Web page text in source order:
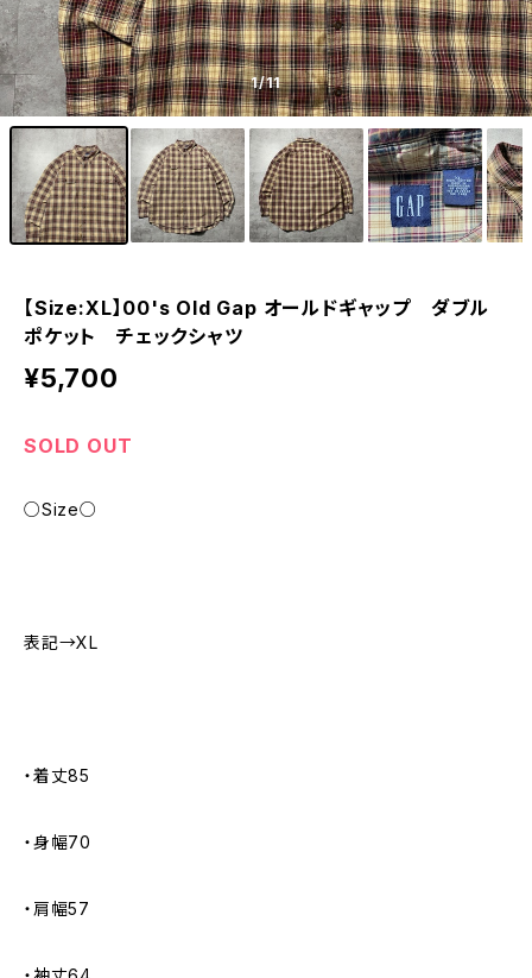
1/11
【Size:XL】00's Old Gap オールドギャップ ダブル
ポケット チェックシャツ
¥5,700
SOLD OUT
○Size○
表記→XL
・着丈85
・身幅70
・肩幅57